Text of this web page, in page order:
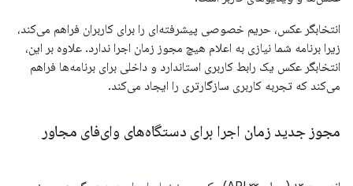
انتخابگر عکس، حریم خصوصی پیشرفته‌ای را برای کاربران فراهم می‌کند،
زیرا برنامه شما نیازی به اعلام هیچ مجوز زمان اجرا ندارد. علاوه بر این،
انتخابگر عکس یک رابط کاربری استاندارد و داخلی برای برنامه‌ها فراهم
می‌کند که تجربه کاربری سازگارتری را ایجاد می‌کند.
مجوز جدید زمان اجرا برای دستگاه‌های وای‌فای مجاور